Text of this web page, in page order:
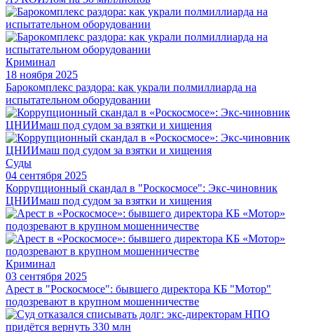
Криминал
18 ноября 2025
Барокомплекс раздора: как украли полмиллиарда на
испытательном оборудовании
Суды
04 сентября 2025
Коррупционный скандал в "Роскосмосе": Экс-чиновник
ЦНИИмаш под судом за взятки и хищения
Криминал
03 сентября 2025
Арест в "Роскосмосе": бывшего директора КБ "Мотор"
подозревают в крупном мошенничестве